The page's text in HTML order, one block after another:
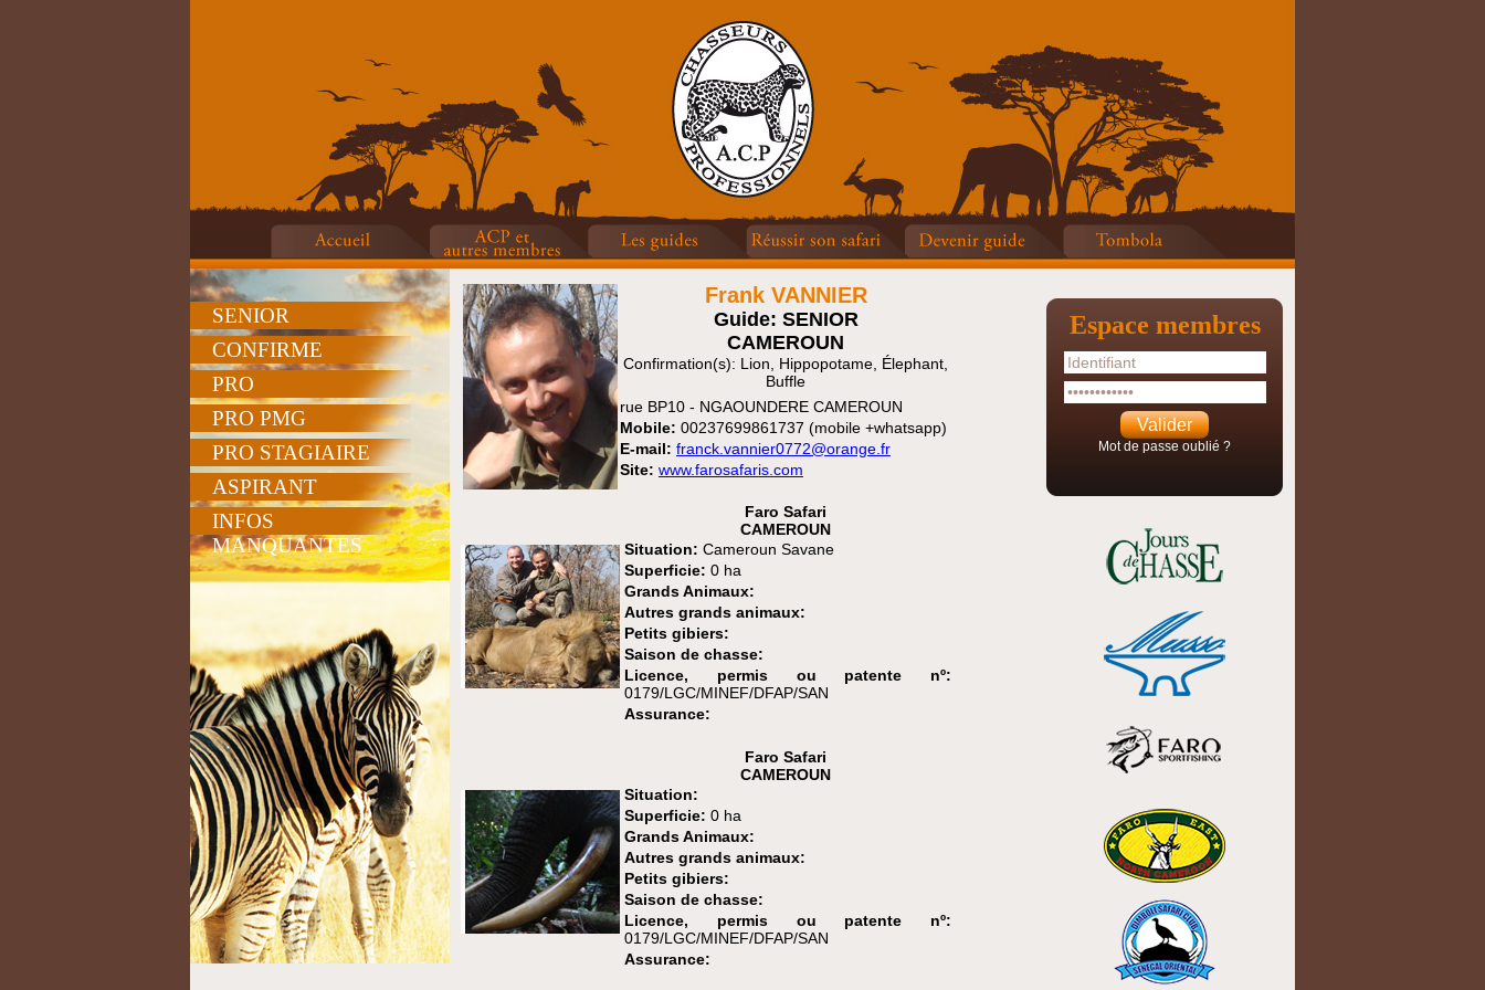
SENIOR
CONFIRME
PRO
PRO PMG
PRO STAGIAIRE
ASPIRANT
INFOS
MANQUANTES
Frank VANNIER
Guide: SENIOR
CAMEROUN
Confirmation(s): Lion, Hippopotame, Élephant,
Buffle
rue BP10 - NGAOUNDERE CAMEROUN
Mobile: 00237699861737 (mobile +whatsapp)
E-mail: franck.vannier0772@orange.fr
Site: www.farosafaris.com
Faro Safari
CAMEROUN
Situation: Cameroun Savane
Superficie: 0 ha
Grands Animaux:
Autres grands animaux:
Petits gibiers:
Saison de chasse:
Licence, permis ou patente nº:
0179/LGC/MINEF/DFAP/SAN
Assurance:
Faro Safari
CAMEROUN
Situation:
Superficie: 0 ha
Grands Animaux:
Autres grands animaux:
Petits gibiers:
Saison de chasse:
Licence, permis ou patente nº:
0179/LGC/MINEF/DFAP/SAN
Assurance:
Espace membres
Mot de passe oublié ?